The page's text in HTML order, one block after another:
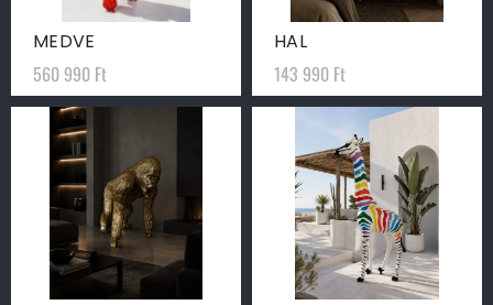
MEDVE
560 990 Ft
HAL
143 990 Ft